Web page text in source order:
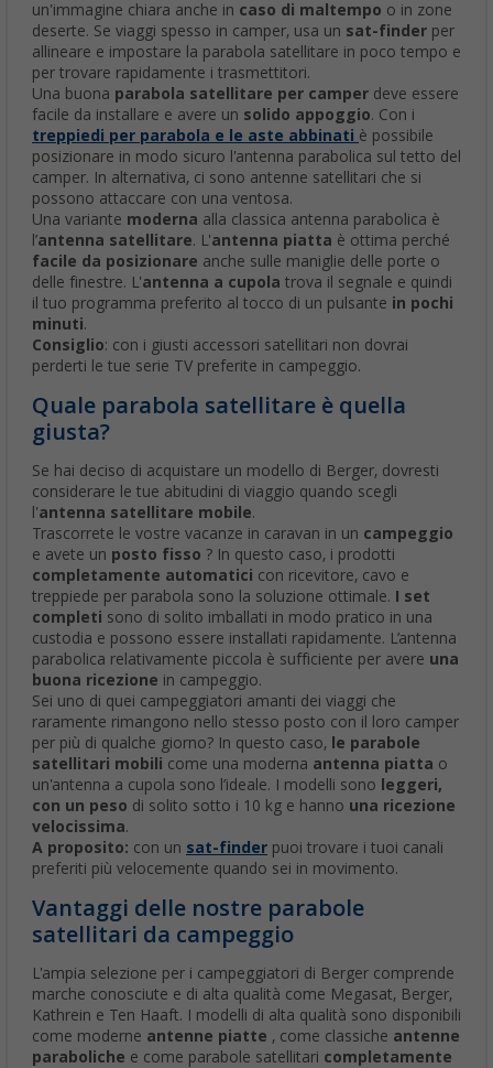
un'immagine chiara anche in caso di maltempo o in zone
deserte. Se viaggi spesso in camper, usa un sat-finder per
allineare e impostare la parabola satellitare in poco tempo e
per trovare rapidamente i trasmettitori.
Una buona parabola satellitare per camper deve essere
facile da installare e avere un solido appoggio. Con i
treppiedi per parabola e le aste abbinati è possibile
posizionare in modo sicuro l'antenna parabolica sul tetto del
camper. In alternativa, ci sono antenne satellitari che si
possono attaccare con una ventosa.
Una variante moderna alla classica antenna parabolica è
l’antenna satellitare. L'antenna piatta è ottima perché
facile da posizionare anche sulle maniglie delle porte o
delle finestre. L'antenna a cupola trova il segnale e quindi
il tuo programma preferito al tocco di un pulsante in pochi
minuti.
Consiglio: con i giusti accessori satellitari non dovrai
perderti le tue serie TV preferite in campeggio.
Quale parabola satellitare è quella
giusta?
Se hai deciso di acquistare un modello di Berger, dovresti
considerare le tue abitudini di viaggio quando scegli
l'antenna satellitare mobile.
Trascorrete le vostre vacanze in caravan in un campeggio
e avete un posto fisso ? In questo caso, i prodotti
completamente automatici con ricevitore, cavo e
treppiede per parabola sono la soluzione ottimale. I set
completi sono di solito imballati in modo pratico in una
custodia e possono essere installati rapidamente. L’antenna
parabolica relativamente piccola è sufficiente per avere una
buona ricezione in campeggio.
Sei uno di quei campeggiatori amanti dei viaggi che
raramente rimangono nello stesso posto con il loro camper
per più di qualche giorno? In questo caso, le parabole
satellitari mobili come una moderna antenna piatta o
un'antenna a cupola sono l’ideale. I modelli sono leggeri,
con un peso di solito sotto i 10 kg e hanno una ricezione
velocissima.
A proposito: con un sat-finder puoi trovare i tuoi canali
preferiti più velocemente quando sei in movimento.
Vantaggi delle nostre parabole
satellitari da campeggio
L'ampia selezione per i campeggiatori di Berger comprende
marche conosciute e di alta qualità come Megasat, Berger,
Kathrein e Ten Haaft. I modelli di alta qualità sono disponibili
come moderne antenne piatte , come classiche antenne
paraboliche e come parabole satellitari completamente